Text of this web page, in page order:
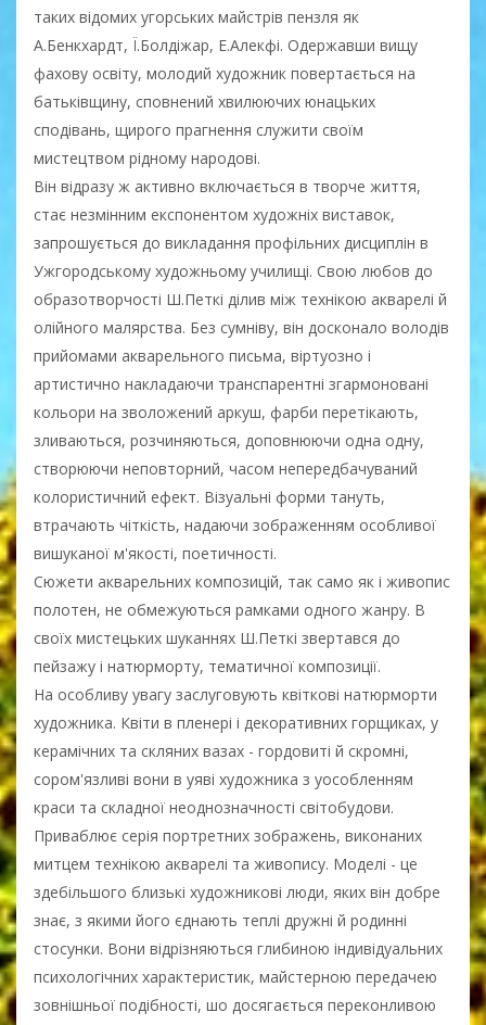
таких відомих угорських майстрів пензля як
А.Бенкхардт, Ї.Болдіжар, Е.Алекфі. Одержавши вищу
фахову освіту, молодий художник повертається на
батьківщину, сповнений хвилюючих юнацьких
сподівань, щирого прагнення служити своїм
мистецтвом рідному народові.
Він відразу ж активно включається в творче життя,
стає незмінним експонентом художніх виставок,
запрошується до викладання профільних дисциплін в
Ужгородському художньому училищі. Свою любов до
образотворчості Ш.Петкі ділив між технікою акварелі й
олійного малярства. Без сумніву, він досконало володів
прийомами акварельного письма, віртуозно і
артистично накладаючи транспарентні згармоновані
кольори на зволожений аркуш, фарби перетікають,
зливаються, розчиняються, доповнюючи одна одну,
створюючи неповторний, часом непередбачуваний
колористичний ефект. Візуальні форми тануть,
втрачають чіткість, надаючи зображенням особливої
вишуканої м'якості, поетичності.
Сюжети акварельних композицій, так само як і живопис
полотен, не обмежуються рамками одного жанру. В
своїх мистецьких шуканнях Ш.Петкі звертався до
пейзажу і натюрморту, тематичної композиції.
На особливу увагу заслуговують квіткові натюрморти
художника. Квіти в пленері і декоративних горщиках, у
керамічних та скляних вазах - гордовиті й скромні,
сором'язливі вони в уяві художника з уособленням
краси та складної неоднозначності світобудови.
Приваблює серія портретних зображень, виконаних
митцем технікою акварелі та живопису. Моделі - це
здебільшого близькі художникові люди, яких він добре
знає, з якими його єднають теплі дружні й родинні
стосунки. Вони відрізняються глибиною індивідуальних
психологічних характеристик, майстерною передачею
зовнішньої подібності, шо досягається переконливою